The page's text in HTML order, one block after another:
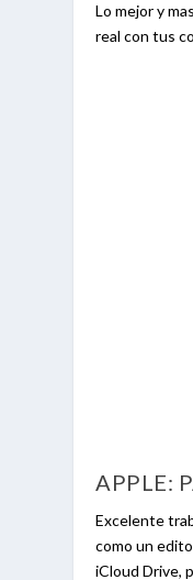
Lo mejor y
real con tus
APPLE:
Excelente
como un
iCloud Drive,